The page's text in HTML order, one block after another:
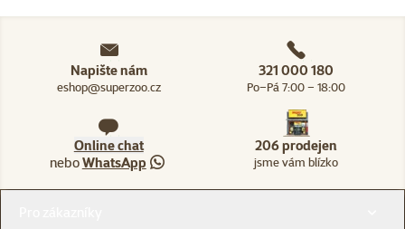
Napište nám
eshop@superzoo.cz
321 000 180
Po–Pá 7:00 – 18:00
Online chat
neboWhatsApp
206 prodejen
jsme vám blízko